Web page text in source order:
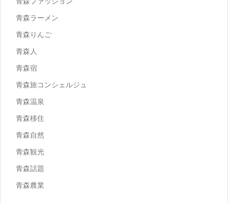
青森ラーメン
青森りんご
青森人
青森宿
青森旅コンシェルジュ
青森温泉
青森移住
青森自然
青森観光
青森話題
青森農業